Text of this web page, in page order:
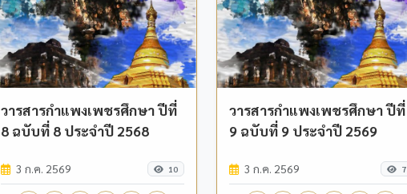
วารสารกำแพงเพชรศึกษา ปีที่
8 ฉบับที่ 8 ประจำปี 2568
3 ก.ค. 2569 10
วารสารกำแพงเพชรศึกษา ปีที่
9 ฉบับที่ 9 ประจำปี 2569
3 ก.ค. 2569 7